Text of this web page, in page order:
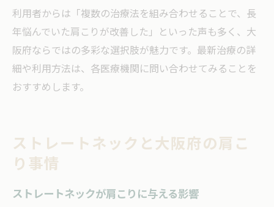
利用者からは「複数の治療法を組み合わせることで、長
年悩んでいた肩こりが改善した」といった声も多く、大
阪府ならではの多彩な選択肢が魅力です。最新治療の詳
細や利用方法は、各医療機関に問い合わせてみることを
おすすめします。
ストレートネックと大阪府の肩こ
り事情
ストレートネックが肩こりに与える影響